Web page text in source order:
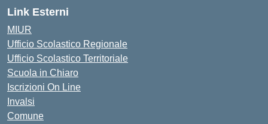
Link Esterni
MIUR
Ufficio Scolastico Regionale
Ufficio Scolastico Territoriale
Scuola in Chiaro
Iscrizioni On Line
Invalsi
Comune